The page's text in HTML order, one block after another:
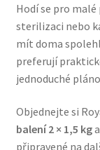
Veterinární
Vodítka a
Wolf of
Hodí se pro
sterilizaci nebo
mít doma
preferují
jednoduché
Objednejte si
balení 2 × 1,5 kg
připravené na